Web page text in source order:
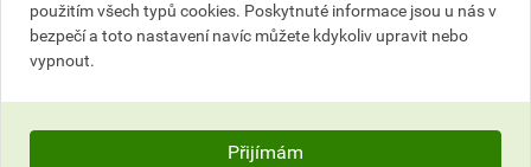
488,96 Kč
459,00Kč
cena za ks s DPH
Vyberte si prodejnu
Skladem v (81) prodejnách
712,21 Kč
553,94Kč
Vyberte si prodejnu
Skladem v (80) prodejnách
použitím všech typů cookies. Poskytnuté informace jsou u nás v
bezpečí a toto nastavení navíc můžete kdykoliv upravit nebo
vypnout.
Přijímám